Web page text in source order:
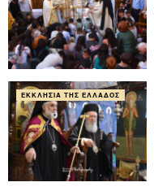
ΕΚΚΛΗΣΊΑ ΤΗΣ ΕΛΛΆΔΟΣ